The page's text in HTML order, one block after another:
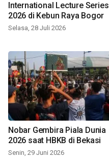
International Lecture Series
2026 di Kebun Raya Bogor
Selasa, 28 Juli 2026
Nobar Gembira Piala Dunia
2026 saat HBKB di Bekasi
Senin, 29 Juni 2026